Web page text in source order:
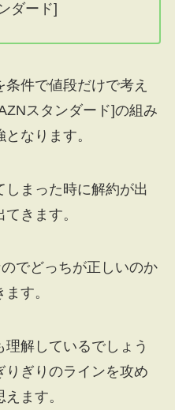
ダード]
件で値段だけで考え
スタンダード]の組み
なります。
しまった時に解約が出
きます。
でどっちが正しいのか
す。
解しているでしょう
りぎりのラインを攻め
ます。